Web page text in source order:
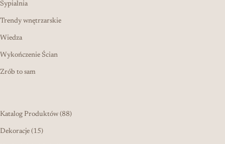
Sypialnia
Trendy wnętrzarskie
Wiedza
Wykończenie Ścian
Zrób to sam
Katalog Produktów 8888 produktów
Dekoracje 1515 produktów